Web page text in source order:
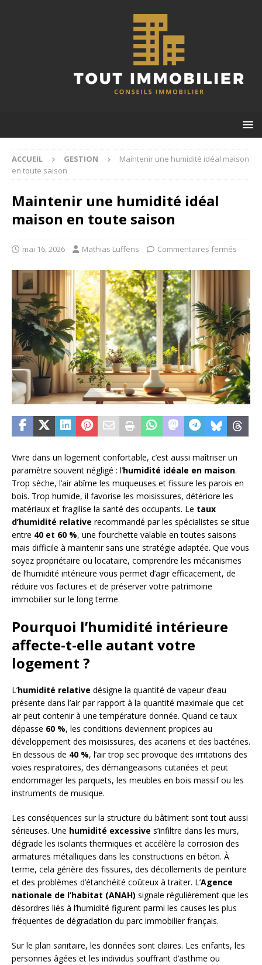
ACCUEIL GESTION
Maintenir une humidité idéal maison
en toute saison
Maintenir une humidité idéal
maison en toute saison
mai 16, 2026 Mathias Luffens Commentaires fermés
Vivre dans un logement confortable, c’est aussi maîtriser un
paramètre souvent négligé : l’humidité idéale en maison.
Trop sèche, l’air abîme les muqueuses et fissure les parois en
bois. Trop humide, il favorise les moisissures, détériore les
matériaux et fragilise la santé des occupants. Le taux
d’humidité relative recommandé par les spécialistes se situe
entre 40 et 60 %, une fourchette valable en toutes saisons
mais difficile à maintenir sans une stratégie adaptée. Que vous
soyez propriétaire ou locataire, comprendre les mécanismes
de l’humidité intérieure vous permet d’agir efficacement, de
réduire vos factures et de préserver votre patrimoine
immobilier sur le long terme.
Pourquoi l’humidité intérieure
affecte-t-elle autant votre
logement ?
L’humidité relative désigne la quantité de vapeur d’eau
présente dans l’air par rapport à la quantité maximale que cet
air peut contenir à une température donnée. Quand ce taux
dépasse 60 %, les conditions deviennent propices au
développement des moisissures, des acariens et des bactéries.
En dessous de 40 %, l’air trop sec provoque des irritations des
voies respiratoires, des démangeaisons cutanées et peut
endommager les parquets, les meubles en bois massif ou les
instruments de musique.
Les conséquences sur la structure du bâtiment sont tout aussi
sérieuses. Une humidité excessive s’infiltre dans les murs,
dégrade les isolants thermiques et accélère la corrosion des
armatures métalliques dans les constructions en béton. À
terme, cela génère des fissures, des décollements de peinture
et des problèmes d’étanchéité coûteux à traiter. L’Agence
nationale de l’habitat (ANAH) signale régulièrement que les
désordres liés à l’humidité figurent parmi les causes les plus
fréquentes de dégradation du parc immobilier français.
Sur le plan sanitaire, les données sont claires. Les enfants, les
personnes âgées et les individus souffrant d’asthme ou